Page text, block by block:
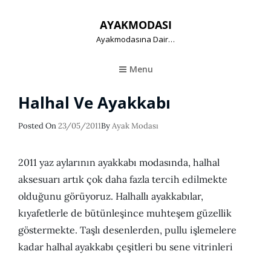
AYAKMODASI
Ayakmodasına Dair…
Menu
Halhal Ve Ayakkabı
Posted OnPosted
23/05/2011ByAyak Modası
2011 yaz aylarının ayakkabı modasında, halhal
aksesuarı artık çok daha fazla tercih edilmekte
olduğunu görüyoruz. Halhallı ayakkabılar,
kıyafetlerle de bütünleşince muhteşem güzellik
göstermekte. Taşlı desenlerden, pullu işlemelere
kadar halhal ayakkabı çeşitleri bu sene vitrinleri